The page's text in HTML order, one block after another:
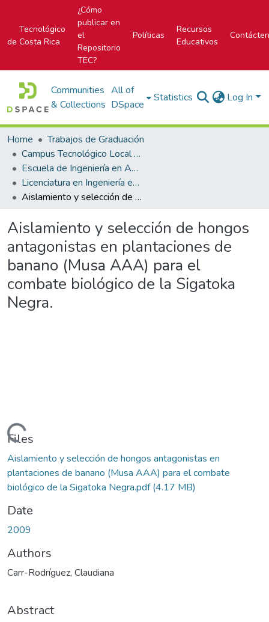
Tecnológico
de Costa Rica
¿Cómo
publicar en
el
Repositorio
TEC?
Políticas
Recursos
Educativos
Communities
& Collections
All of
DSpace
Statistics Log In
Home
Trabajos de Graduación
Campus Tecnológico Local San Carlos
Escuela de Ingeniería en Agronomía
Licenciatura en Ingeniería en Agronomía
Aislamiento y selección de hongos antagonistas en plantaciones de banano (Musa AAA) para el combate biológico de la Sigatoka Negra.
Aislamiento y selección de hongos
antagonistas en plantaciones de
banano (Musa AAA) para el
combate biológico de la Sigatoka
Negra.
Files
Aislamiento y selección de hongos antagonistas en
plantaciones de banano (Musa AAA) para el combate
biológico de la Sigatoka Negra.pdf(4.17 MB)
Date
2009
Authors
Carr-Rodríguez, Claudiana
Abstract